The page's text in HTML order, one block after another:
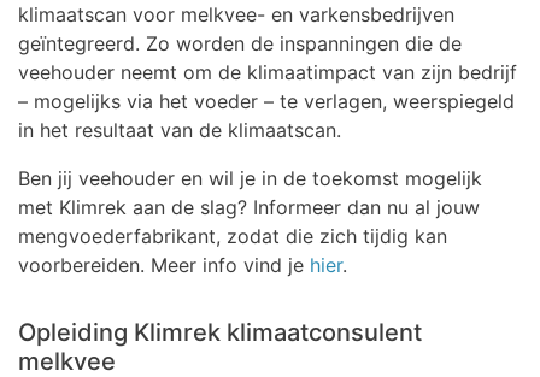
klimaatscan voor melkvee- en varkensbedrijven
geïntegreerd. Zo worden de inspanningen die de
veehouder neemt om de klimaatimpact van zijn bedrijf
– mogelijks via het voeder – te verlagen, weerspiegeld
in het resultaat van de klimaatscan.
Ben jij veehouder en wil je in de toekomst mogelijk
met Klimrek aan de slag? Informeer dan nu al jouw
mengvoederfabrikant, zodat die zich tijdig kan
voorbereiden. Meer info vind je hier.
Opleiding Klimrek klimaatconsulent
melkvee